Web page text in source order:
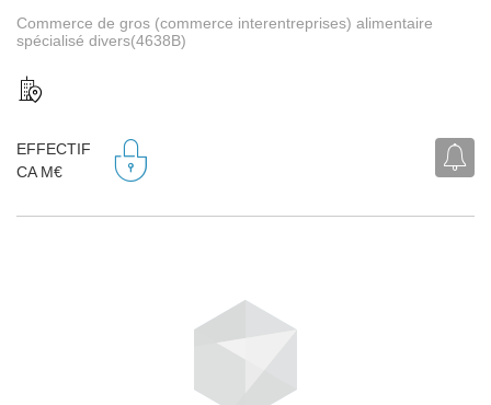
Commerce de gros (commerce interentreprises) alimentaire
spécialisé divers(4638B)
EFFECTIF
CA M€